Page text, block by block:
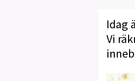
Idag
Vi